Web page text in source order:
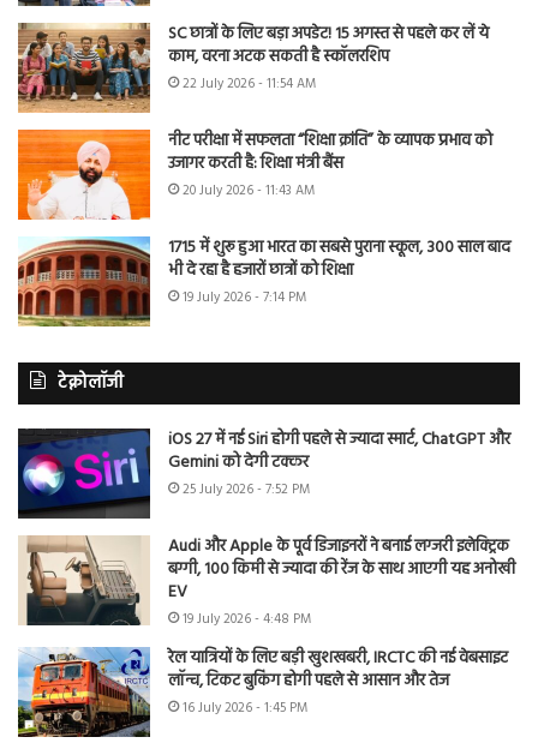
SC छात्रों के लिए बड़ा अपडेट! 15 अगस्त से पहले कर लें ये
काम, वरना अटक सकती है स्कॉलरशिप
22 July 2026 - 11:54 AM
नीट परीक्षा में सफलता “शिक्षा क्रांति” के व्यापक प्रभाव को
उजागर करती है: शिक्षा मंत्री बैंस
20 July 2026 - 11:43 AM
1715 में शुरू हुआ भारत का सबसे पुराना स्कूल, 300 साल बाद
भी दे रहा है हजारों छात्रों को शिक्षा
19 July 2026 - 7:14 PM
टेक्नोलॉजी
iOS 27 में नई Siri होगी पहले से ज्यादा स्मार्ट, ChatGPT और
Gemini को देगी टक्कर
25 July 2026 - 7:52 PM
Audi और Apple के पूर्व डिजाइनरों ने बनाई लग्जरी इलेक्ट्रिक
बग्गी, 100 किमी से ज्यादा की रेंज के साथ आएगी यह अनोखी
EV
19 July 2026 - 4:48 PM
रेल यात्रियों के लिए बड़ी खुशखबरी, IRCTC की नई वेबसाइट
लॉन्च, टिकट बुकिंग होगी पहले से आसान और तेज
16 July 2026 - 1:45 PM